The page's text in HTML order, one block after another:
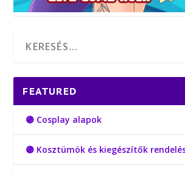
FEATURED
🟣 Cosplay alapok
🟣 Kosztümök és kiegészítők